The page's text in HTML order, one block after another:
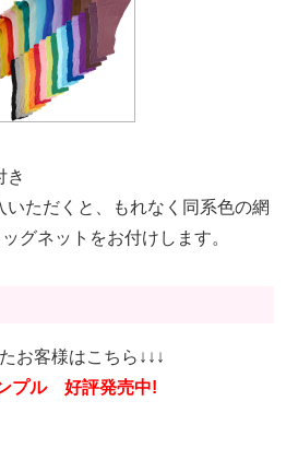
き
いただくと、もれなく同系色の網
グネットをお付けします。
お客様はこちら↓↓↓
プル 好評発売中!